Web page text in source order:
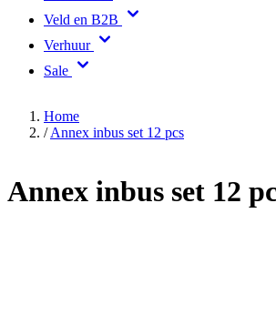
Veld en B2B
Verhuur
Sale
Home
/ Annex inbus set 12 pcs
Annex inbus set 12